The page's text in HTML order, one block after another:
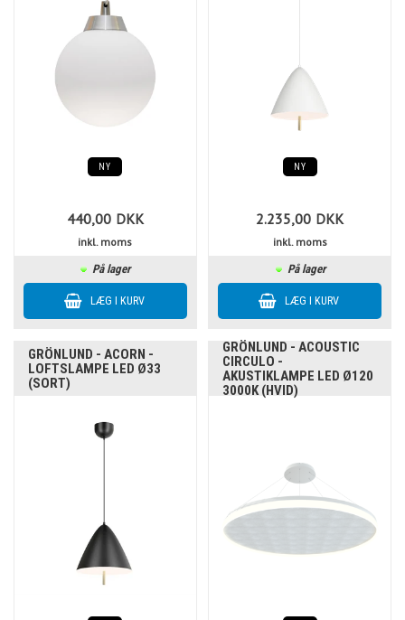
NY
440,00 DKK
inkl. moms
På lager
NY
2.235,00 DKK
inkl. moms
På lager
GRÖNLUND - ACORN -
LOFTSLAMPE LED Ø33
(SORT)
GRÖNLUND - ACOUSTIC
CIRCULO -
AKUSTIKLAMPE LED Ø120
3000K (HVID)